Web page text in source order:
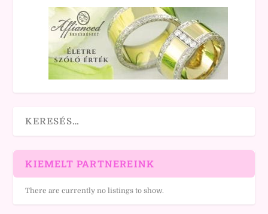
KIEMELT PARTNEREINK
There are currently no listings to show.